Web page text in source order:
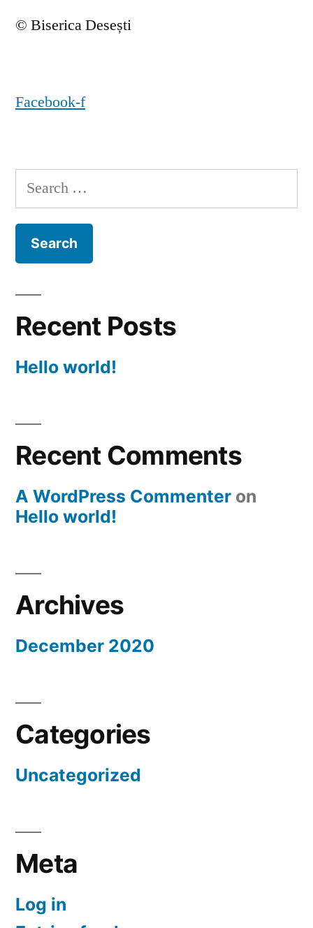
© Biserica Desești
Facebook-f
Search
for:
Recent Posts
Hello world!
Recent Comments
A WordPress Commenter on
Hello world!
Archives
December 2020
Categories
Uncategorized
Meta
Log in